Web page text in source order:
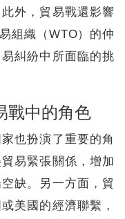
外，貿易戰還影響
組織（WTO）的仲
糾紛中所面臨的挑
戰中的角色
也扮演了重要的角
易緊張關係，增加
缺。另一方面，貿
美國的經濟聯繫，